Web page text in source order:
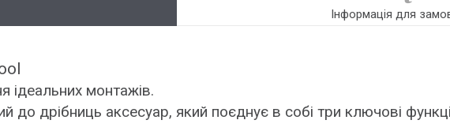
Інформація для
ідеальних монтажів.
дрібниць аксесуар, який поєднує в собі три ключові